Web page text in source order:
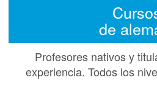
de
Profesores nativos y
experiencia. Todos los